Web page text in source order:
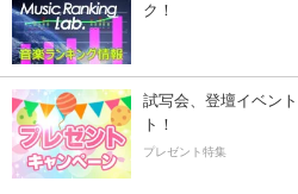
ク！
試写会、登壇イベン
ト！
プレゼント特集